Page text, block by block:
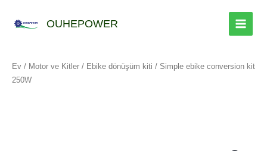
OUHEPOWER
Ev / Motor ve Kitler / Ebike dönüşüm kiti / Simple ebike conversion kit
250W